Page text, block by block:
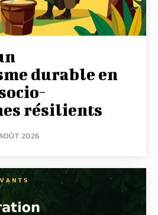
durable en
résilients
2026